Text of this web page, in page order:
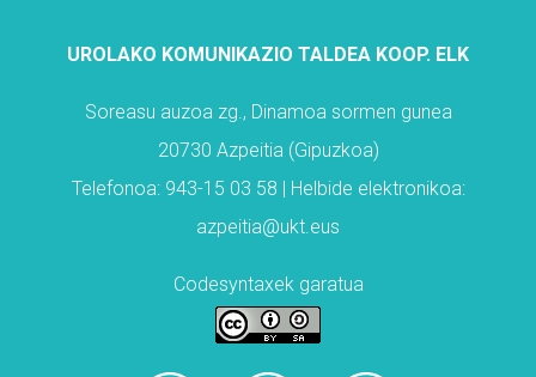
UROLAKO KOMUNIKAZIO TALDEA KOOP. ELK
Soreasu auzoa zg., Dinamoa sormen gunea
20730 Azpeitia (Gipuzkoa)
Telefonoa: 943-15 03 58 | Helbide elektronikoa:
azpeitia@ukt.eus
Codesyntaxek garatua